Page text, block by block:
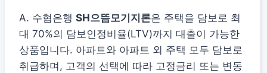
A. 수협은행 SH으뜸모기지론은 주택을 담보로 최
대 70%의 담보인정비율(LTV)까지 대출이 가능한
상품입니다. 아파트와 아파트 외 주택 모두 담보로
취급하며, 고객의 선택에 따라 고정금리 또는 변동